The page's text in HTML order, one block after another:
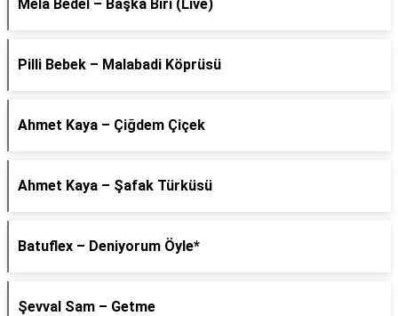
Mela Bedel – Başka Biri (Live)
Pilli Bebek – Malabadi Köprüsü
Ahmet Kaya – Çiğdem Çiçek
Ahmet Kaya – Şafak Türküsü
Batuflex – Deniyorum Öyle*
Şevval Sam – Getme